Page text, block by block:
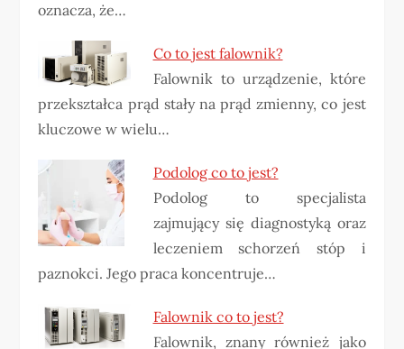
oznacza, że…
Co to jest falownik?
Falownik to urządzenie, które
przekształca prąd stały na prąd zmienny, co jest
kluczowe w wielu…
Podolog co to jest?
Podolog to specjalista
zajmujący się diagnostyką oraz
leczeniem schorzeń stóp i
paznokci. Jego praca koncentruje…
Falownik co to jest?
Falownik, znany również jako